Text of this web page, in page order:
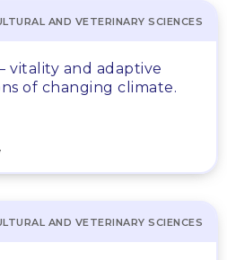
AND VETERINARY SCIENCES
vitality and adaptive
of changing climate.
AND VETERINARY SCIENCES